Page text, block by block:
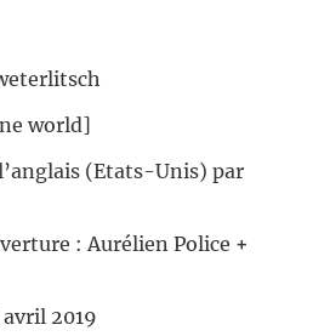
world]
(Etats-Unis) par
: Aurélien Police +
2019